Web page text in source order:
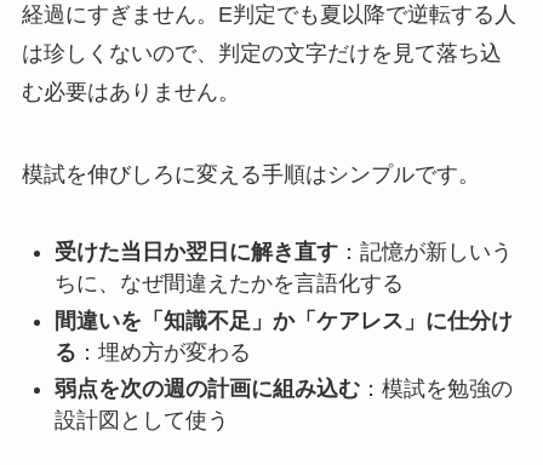
経過にすぎません。E判定でも夏以降で逆転する人
は珍しくないので、判定の文字だけを見て落ち込
む必要はありません。
模試を伸びしろに変える手順はシンプルです。
受けた当日か翌日に解き直す：記憶が新しいう
ちに、なぜ間違えたかを言語化する
間違いを「知識不足」か「ケアレス」に仕分け
る ：埋め方が変わる
弱点を次の週の計画に組み込む：模試を勉強の
設計図として使う